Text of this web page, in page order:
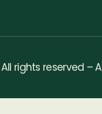
rights reserved – A